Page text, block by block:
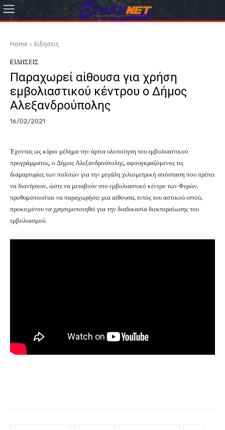
Home Eιδησεις
EΙΔΗΣΕΙΣ
Παραχωρεί αίθουσα για χρήση
εμβολιαστικού κέντρου ο Δήμος
Αλεξανδρούπολης
16/02/2021
Έχοντας ως κύριο μέλημα την άρτια υλοποίηση του εμβολιαστικού
προγράμματος, ο Δήμος Αλεξανδρούπολης, αφουγκραζόμενος τις
διαμαρτυρίες των πολιτών για την μεγάλη χιλιομετρική απόσταση που πρέπει
να διανήσουν, ώστε να μεταβούν στο εμβολιαστικό κέντρο των Φερών,
προθυμοποιείται να παραχωρήσει μια αίθουσα, εντός του αστικού ιστού,
προκειμένου να χρησιμοποιηθεί για την διαδικασία διεκπεραίωσης του
εμβολιασμού.